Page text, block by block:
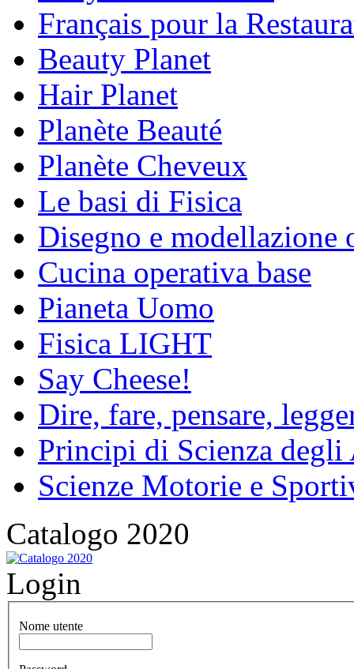
Français pour la
Beauty Planet
Hair Planet
Planète Beauté
Planète Cheveux
Le basi di Fisica
Disegno e modellazione
Cucina operativa base
Pianeta Uomo
Fisica LIGHT
Say Cheese!
Dire, fare, pensare,
Principi di Scienza
Scienze Motorie e
Catalogo 2020
Login
Nome utente